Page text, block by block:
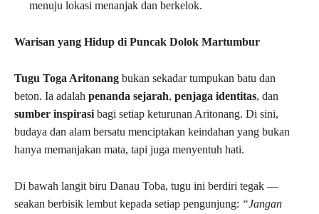
menuju lokasi menanjak dan berkelok.
Warisan yang Hidup di Puncak Dolok Martumbur
Tugu Toga Aritonang bukan sekadar tumpukan batu dan
beton. Ia adalah penanda sejarah, penjaga identitas, dan
sumber inspirasi bagi setiap keturunan Aritonang. Di sini,
budaya dan alam bersatu menciptakan keindahan yang bukan
hanya memanjakan mata, tapi juga menyentuh hati.
Di bawah langit biru Danau Toba, tugu ini berdiri tegak —
seakan berbisik lembut kepada setiap pengunjung: “Jangan